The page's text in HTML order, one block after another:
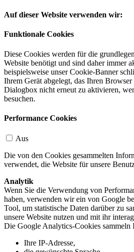
Auf dieser Website verwenden wir:
Funktionale Cookies
Diese Cookies werden für die
Website benötigt und sind daher immer
beispielsweise unser Cookie-Banner
Ihrem Gerät abgelegt, das Ihren Browser
Dialogbox nicht erneut zu aktivieren,
besuchen.
Performance Cookies
Aus
Die von den Cookies gesammelten
verwendet, die Website für unsere
Analytik
Wenn Sie die Verwendung von
haben, verwenden wir ein von Google
Tool, um statistische Daten darüber zu
unsere Website nutzen und mit ihr
Die Google Analytics-Cookies sammeln
Ihre IP-Adresse,